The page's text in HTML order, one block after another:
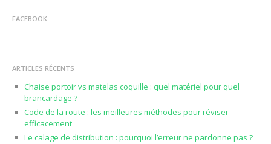
FACEBOOK
ARTICLES RÉCENTS
Chaise portoir vs matelas coquille : quel matériel pour quel
brancardage ?
Code de la route : les meilleures méthodes pour réviser
efficacement
Le calage de distribution : pourquoi l’erreur ne pardonne pas ?